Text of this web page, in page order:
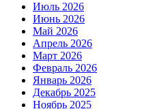
Июль 2026
Июнь 2026
Май 2026
Апрель 2026
Март 2026
Февраль 2026
Январь 2026
Декабрь 2025
Ноябрь 2025